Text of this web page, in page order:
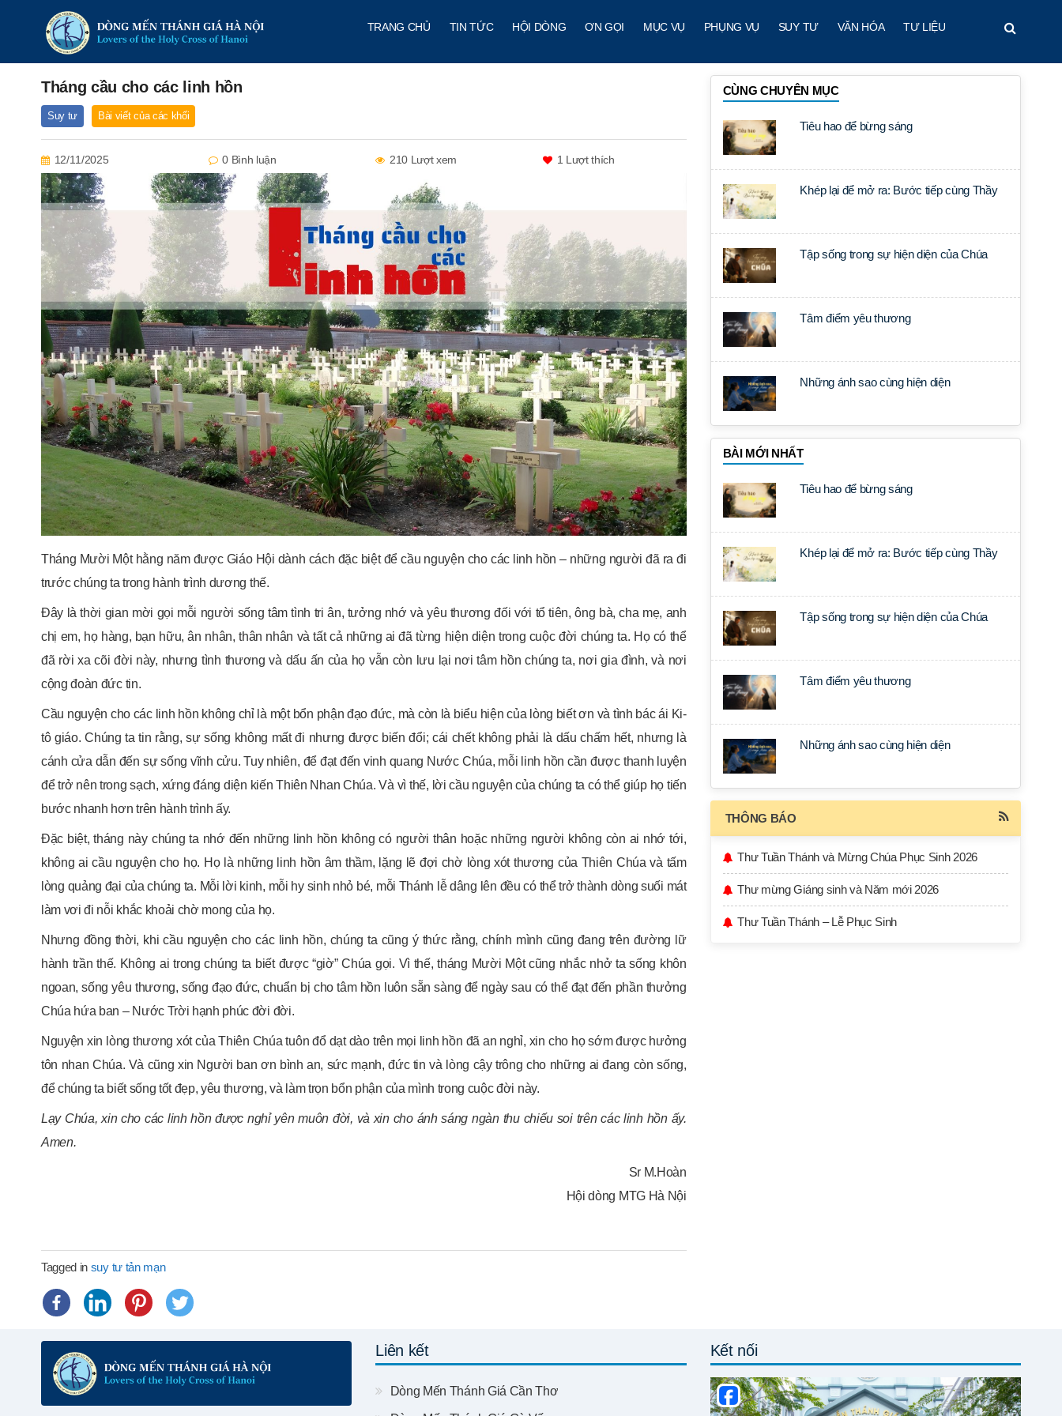
TRANG CHỦ TIN TỨC HỘI DÒNG ƠN GỌI MỤC VỤ PHỤNG VỤ SUY TƯ VĂN HÓA TƯ LIỆU
Tháng cầu cho các linh hồn
Suy tư Bài viết của các khối
12/11/2025 0 Bình luận 210 Lượt xem 1 Lượt thích
Tháng Mười Một hằng năm được Giáo Hội dành cách đặc biệt để cầu nguyện cho các linh hồn – những người đã ra đi
trước chúng ta trong hành trình dương thế.
Đây là thời gian mời gọi mỗi người sống tâm tình tri ân, tưởng nhớ và yêu thương đối với tổ tiên, ông bà, cha mẹ, anh
chị em, họ hàng, bạn hữu, ân nhân, thân nhân và tất cả những ai đã từng hiện diện trong cuộc đời chúng ta. Họ có thể
đã rời xa cõi đời này, nhưng tình thương và dấu ấn của họ vẫn còn lưu lại nơi tâm hồn chúng ta, nơi gia đình, và nơi
cộng đoàn đức tin.
Cầu nguyện cho các linh hồn không chỉ là một bổn phận đạo đức, mà còn là biểu hiện của lòng biết ơn và tình bác ái Ki-
tô giáo. Chúng ta tin rằng, sự sống không mất đi nhưng được biến đổi; cái chết không phải là dấu chấm hết, nhưng là
cánh cửa dẫn đến sự sống vĩnh cửu. Tuy nhiên, để đạt đến vinh quang Nước Chúa, mỗi linh hồn cần được thanh luyện
để trở nên trong sạch, xứng đáng diện kiến Thiên Nhan Chúa. Và vì thế, lời cầu nguyện của chúng ta có thể giúp họ tiến
bước nhanh hơn trên hành trình ấy.
Đặc biệt, tháng này chúng ta nhớ đến những linh hồn không có người thân hoặc những người không còn ai nhớ tới,
không ai cầu nguyện cho họ. Họ là những linh hồn âm thầm, lặng lẽ đợi chờ lòng xót thương của Thiên Chúa và tấm
lòng quảng đại của chúng ta. Mỗi lời kinh, mỗi hy sinh nhỏ bé, mỗi Thánh lễ dâng lên đều có thể trở thành dòng suối mát
làm vơi đi nỗi khắc khoải chờ mong của họ.
Nhưng đồng thời, khi cầu nguyện cho các linh hồn, chúng ta cũng ý thức rằng, chính mình cũng đang trên đường lữ
hành trần thế. Không ai trong chúng ta biết được “giờ” Chúa gọi. Vì thế, tháng Mười Một cũng nhắc nhở ta sống khôn
ngoan, sống yêu thương, sống đạo đức, chuẩn bị cho tâm hồn luôn sẵn sàng để ngày sau có thể đạt đến phần thưởng
Chúa hứa ban – Nước Trời hạnh phúc đời đời.
Nguyện xin lòng thương xót của Thiên Chúa tuôn đổ dạt dào trên mọi linh hồn đã an nghỉ, xin cho họ sớm được hưởng
tôn nhan Chúa. Và cũng xin Người ban ơn bình an, sức mạnh, đức tin và lòng cậy trông cho những ai đang còn sống,
để chúng ta biết sống tốt đẹp, yêu thương, và làm trọn bổn phận của mình trong cuộc đời này.
Lạy Chúa, xin cho các linh hồn được nghỉ yên muôn đời, và xin cho ánh sáng ngàn thu chiếu soi trên các linh hồn ấy.
Amen.
Sr M.Hoàn
Hội dòng MTG Hà Nội
Tagged in suy tư tản mạn
CÙNG CHUYÊN MỤC
Tiêu hao để bừng sáng
Khép lại để mở ra: Bước tiếp cùng Thầy
Tập sống trong sự hiện diện của Chúa
Tâm điểm yêu thương
Những ánh sao cùng hiện diện
BÀI MỚI NHẤT
Tiêu hao để bừng sáng
Khép lại để mở ra: Bước tiếp cùng Thầy
Tập sống trong sự hiện diện của Chúa
Tâm điểm yêu thương
Những ánh sao cùng hiện diện
THÔNG BÁO
Thư Tuần Thánh và Mừng Chúa Phục Sinh 2026
Thư mừng Giáng sinh và Năm mới 2026
Thư Tuần Thánh – Lễ Phục Sinh
Liên kết
Dòng Mến Thánh Giá Cần Thơ
Kết nối